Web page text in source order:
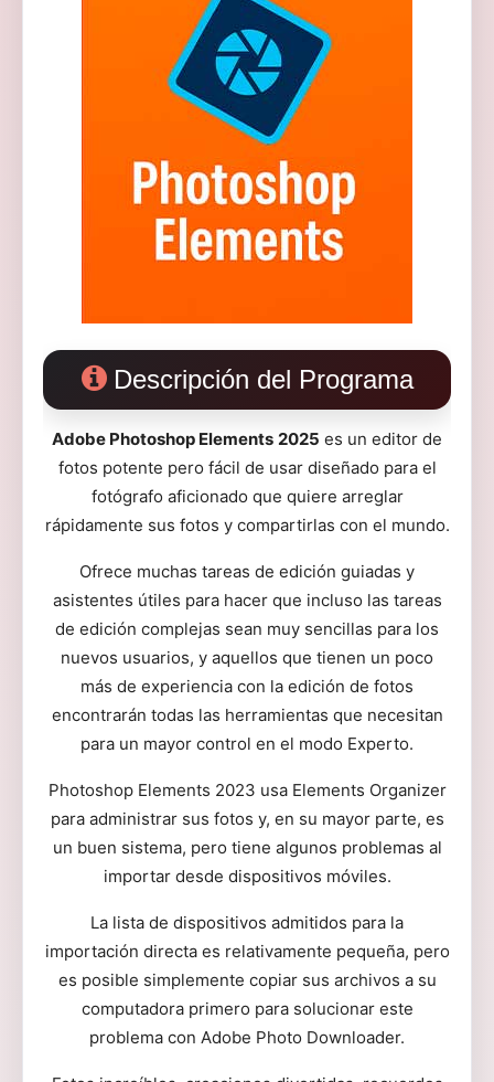
Descripción del Programa
Adobe Photoshop Elements 2025 es un editor de
fotos potente pero fácil de usar diseñado para el
fotógrafo aficionado que quiere arreglar
rápidamente sus fotos y compartirlas con el mundo.
Ofrece muchas tareas de edición guiadas y
asistentes útiles para hacer que incluso las tareas
de edición complejas sean muy sencillas para los
nuevos usuarios, y aquellos que tienen un poco
más de experiencia con la edición de fotos
encontrarán todas las herramientas que necesitan
para un mayor control en el modo Experto.
Photoshop Elements 2023 usa Elements Organizer
para administrar sus fotos y, en su mayor parte, es
un buen sistema, pero tiene algunos problemas al
importar desde dispositivos móviles.
La lista de dispositivos admitidos para la
importación directa es relativamente pequeña, pero
es posible simplemente copiar sus archivos a su
computadora primero para solucionar este
problema con Adobe Photo Downloader.